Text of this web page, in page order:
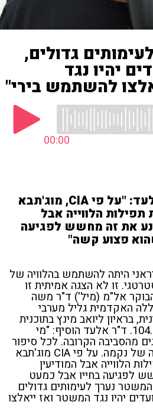
גדולים,
יהיו נגד
להשתמש בירי"
00:00
המזרחן ד"ר משה אלעד: "על פי CIA, מוג'תבא
תפילות הלווייה אבל
את זה מחשש לפגיעה
פצוע קשה"
היתה להשתמש בהלוויה של
זו לא הצגה אמיתית זו
אל"מ (מיל') ד"ר משה
האקדמית גליל מערבי
בראיון ליואב מינץ בתוכנית
"קפאין" ברדיו צפון 104.5fm. ד"ר אלעד הוסיף: "מי
מהסביבה הקרובה. לכל סיפור
ההלווייה פה יש ריטוריקה של נקמה. על פי CIA מוג'תבא
הלווייה אבל המודיעין
לפגיעה בחייו אבל כמעט
נערך לעימותים גדולים
יהיו נגד המשטר ואז ייאלצו